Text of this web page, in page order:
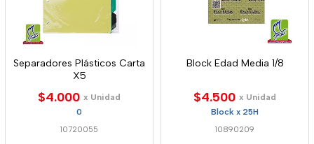
Separadores Plásticos Carta
X5
$4.000 x Unidad
0
10720055
Block Edad Media 1/8
$4.500 x Unidad
Block x 25H
10890209